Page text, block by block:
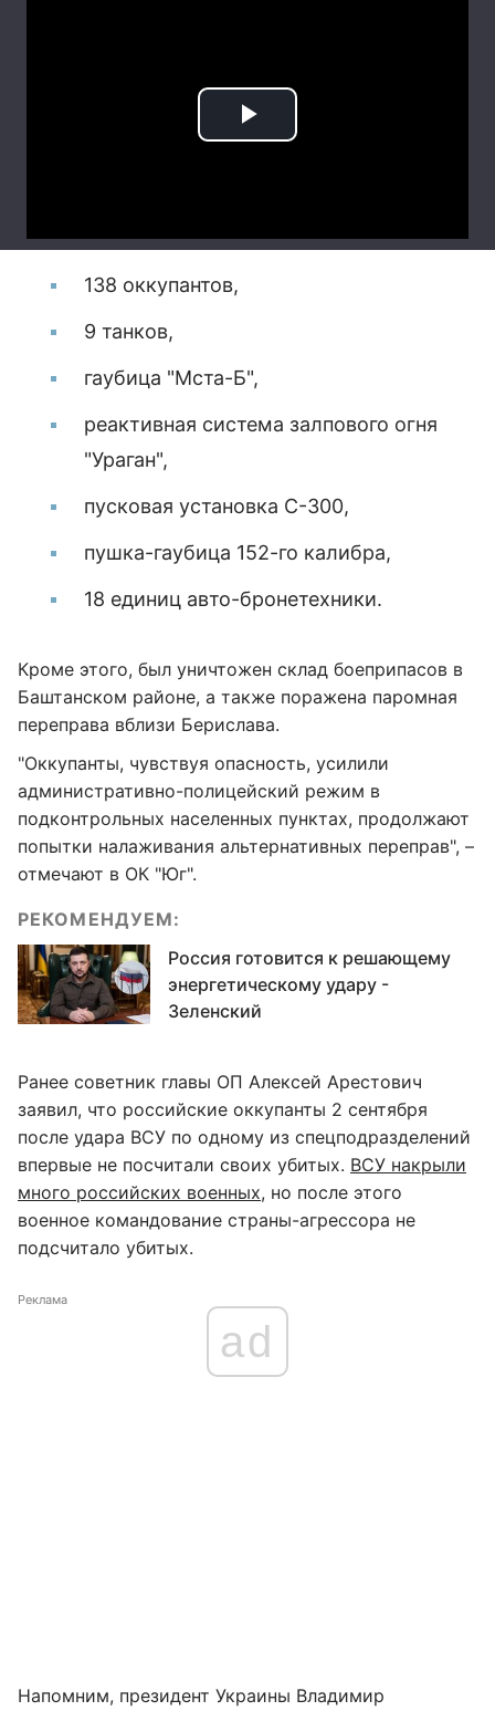
138 оккупантов,
9 танков,
гаубица "Мста-Б",
реактивная система залпового огня
"Ураган",
пусковая установка С-300,
пушка-гаубица 152-го калибра,
18 единиц авто-бронетехники.
Кроме этого, был уничтожен склад боеприпасов в
Баштанском районе, а также поражена паромная
переправа вблизи Берислава.
"Оккупанты, чувствуя опасность, усилили
административно-полицейский режим в
подконтрольных населенных пунктах, продолжают
попытки налаживания альтернативных переправ", –
отмечают в ОК "Юг".
РЕКОМЕНДУЕМ:
Россия готовится к решающему
энергетическому удару -
Зеленский
Ранее советник главы ОП Алексей Арестович
заявил, что российские оккупанты 2 сентября
после удара ВСУ по одному из спецподразделений
впервые не посчитали своих убитых. ВСУ накрыли
много российских военных, но после этого
военное командование страны-агрессора не
подсчитало убитых.
Реклама
ad
Напомним, президент Украины Владимир